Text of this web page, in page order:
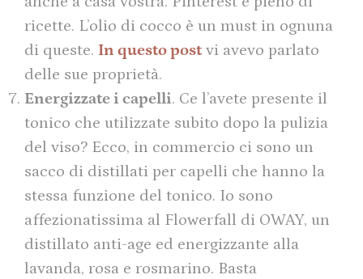
ricette. L’olio di cocco è un must in ognuna
di queste. In questo postvi avevo parlato
delle sue proprietà.
Energizzate i capelli. Ce l’avete presente il
tonico che utilizzate subito dopo la pulizia
del viso? Ecco, in commercio ci sono un
sacco di distillati per capelli che hanno la
stessa funzione del tonico. Io sono
affezionatissima al Flowerfall di OWAY, un
distillato anti-age ed energizzante alla
lavanda, rosa e rosmarino. Basta